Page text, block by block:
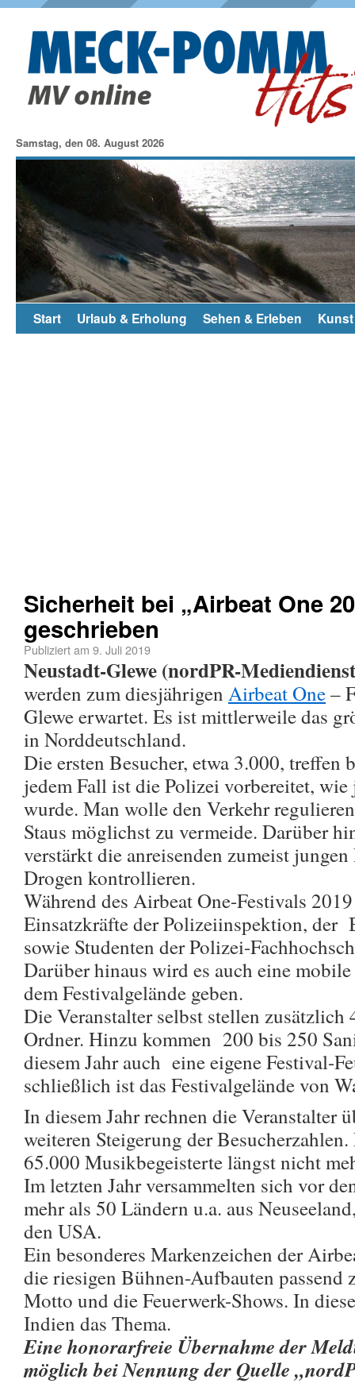
Samstag, den 08. August 2026
Start Urlaub & Erholung Sehen & Erleben
Sicherheit bei „Airbeat One
geschrieben
Publiziert am 9. Juli 2019
Neustadt-Glewe (nordPR-
werden zum diesjährigen Airbeat One–
Glewe erwartet. Es ist mittlerweile das
in Norddeutschland.
Die ersten Besucher, etwa 3.000, treffen
jedem Fall ist die Polizei vorbereitet,
wurde. Man wolle den Verkehr
Staus möglichst zu vermeide. Darüber
verstärkt die anreisenden zumeist
Drogen kontrollieren.
Während des Airbeat One-Festivals
Einsatzkräfte der Polizeiinspektion, der
sowie Studenten der Polizei-
Darüber hinaus wird es auch eine
dem Festivalgelände geben.
Die Veranstalter selbst stellen zusätzlich
Ordner. Hinzu kommen 200 bis 250
diesem Jahr auch eine eigene Festival-
schließlich ist das Festivalgelände von
In diesem Jahr rechnen die Veranstalter
weiteren Steigerung der
65.000 Musikbegeisterte längst nicht
Im letzten Jahr versammelten sich vor
mehr als 50 Ländern u.a. aus
den USA.
Ein besonderes Markenzeichen der
die riesigen Bühnen-Aufbauten passend
Motto und die Feuerwerk-Shows. In
Indien das Thema.
Eine honorarfreie Übernahme der
möglich bei Nennung der Quelle